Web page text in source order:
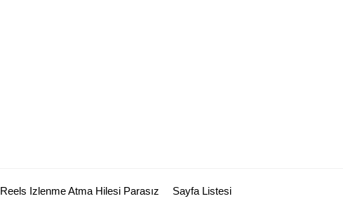
Reels Izlenme Atma Hilesi Parasız Sayfa Listesi